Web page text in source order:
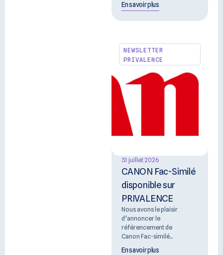
En savoir plus
NEWSLETTER
PRIVALENCE
31 juillet 2026
CANON Fac-Similé
disponible sur
PRIVALENCE
Nous avons le plaisir
d’annoncer le
référencement de
Canon Fac-similé...
En savoir plus